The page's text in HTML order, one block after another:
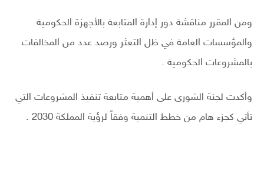
ومن المقرر مناقشة دور إدارة المتابعة بالأجهزة الحكومية
والمؤسسات العامة في ظل التعثر ورصد عدد من المخالفات
بالمشروعات الحكومية .
وأكدت لجنة الشورى على أهمية متابعة تنفيذ المشروعات التي
تأتي كجزء هام من خطط التنمية وفقاً لرؤية المملكة 2030 .